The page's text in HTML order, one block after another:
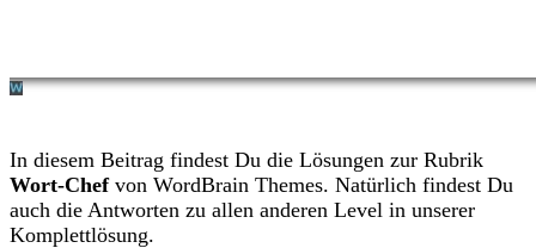
In diesem Beitrag findest Du die Lösungen zur Rubrik
Wort-Chef von WordBrain Themes. Natürlich findest Du
auch die Antworten zu allen anderen Level in unserer
Komplettlösung.